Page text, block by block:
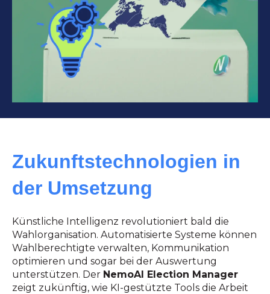
Zukunftstechnologien in
der Umsetzung
Künstliche Intelligenz revolutioniert bald die
Wahlorganisation. Automatisierte Systeme können
Wahlberechtigte verwalten, Kommunikation
optimieren und sogar bei der Auswertung
unterstützen. Der NemoAI Election Manager
zeigt zukünftig, wie KI-gestützte Tools die Arbeit